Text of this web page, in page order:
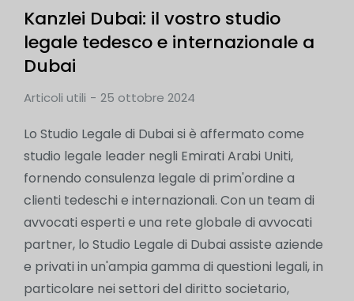
Kanzlei Dubai: il vostro studio
legale tedesco e internazionale a
Dubai
Articoli utili 25 ottobre 2024
Lo Studio Legale di Dubai si è affermato come
studio legale leader negli Emirati Arabi Uniti,
fornendo consulenza legale di prim'ordine a
clienti tedeschi e internazionali. Con un team di
avvocati esperti e una rete globale di avvocati
partner, lo Studio Legale di Dubai assiste aziende
e privati in un'ampia gamma di questioni legali, in
particolare nei settori del diritto societario,